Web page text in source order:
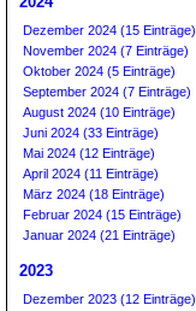
Dezember 2024 (15 Einträge)
November 2024 (7 Einträge)
Oktober 2024 (5 Einträge)
September 2024 (7 Einträge)
August 2024 (10 Einträge)
Juni 2024 (33 Einträge)
Mai 2024 (12 Einträge)
April 2024 (11 Einträge)
März 2024 (18 Einträge)
Februar 2024 (15 Einträge)
Januar 2024 (21 Einträge)
2023
Dezember 2023 (12 Einträge)